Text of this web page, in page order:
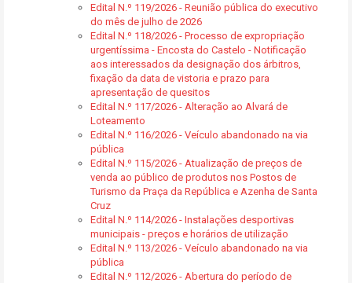
Edital N.º 119/2026 - Reunião pública do executivo
do mês de julho de 2026
Edital N.º 118/2026 - Processo de expropriação
urgentíssima - Encosta do Castelo - Notificação
aos interessados da designação dos árbitros,
fixação da data de vistoria e prazo para
apresentação de quesitos
Edital N.º 117/2026 - Alteração ao Alvará de
Loteamento
Edital N.º 116/2026 - Veículo abandonado na via
pública
Edital N.º 115/2026 - Atualização de preços de
venda ao público de produtos nos Postos de
Turismo da Praça da República e Azenha de Santa
Cruz
Edital N.º 114/2026 - Instalações desportivas
municipais - preços e horários de utilização
Edital N.º 113/2026 - Veículo abandonado na via
pública
Edital N.º 112/2026 - Abertura do período de